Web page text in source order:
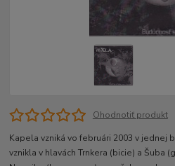
Ohodnotiť produkt
Kapela vzniká vo februári 2003 v jednej
vznikla v hlavách Trnkera (bicie) a Šuba